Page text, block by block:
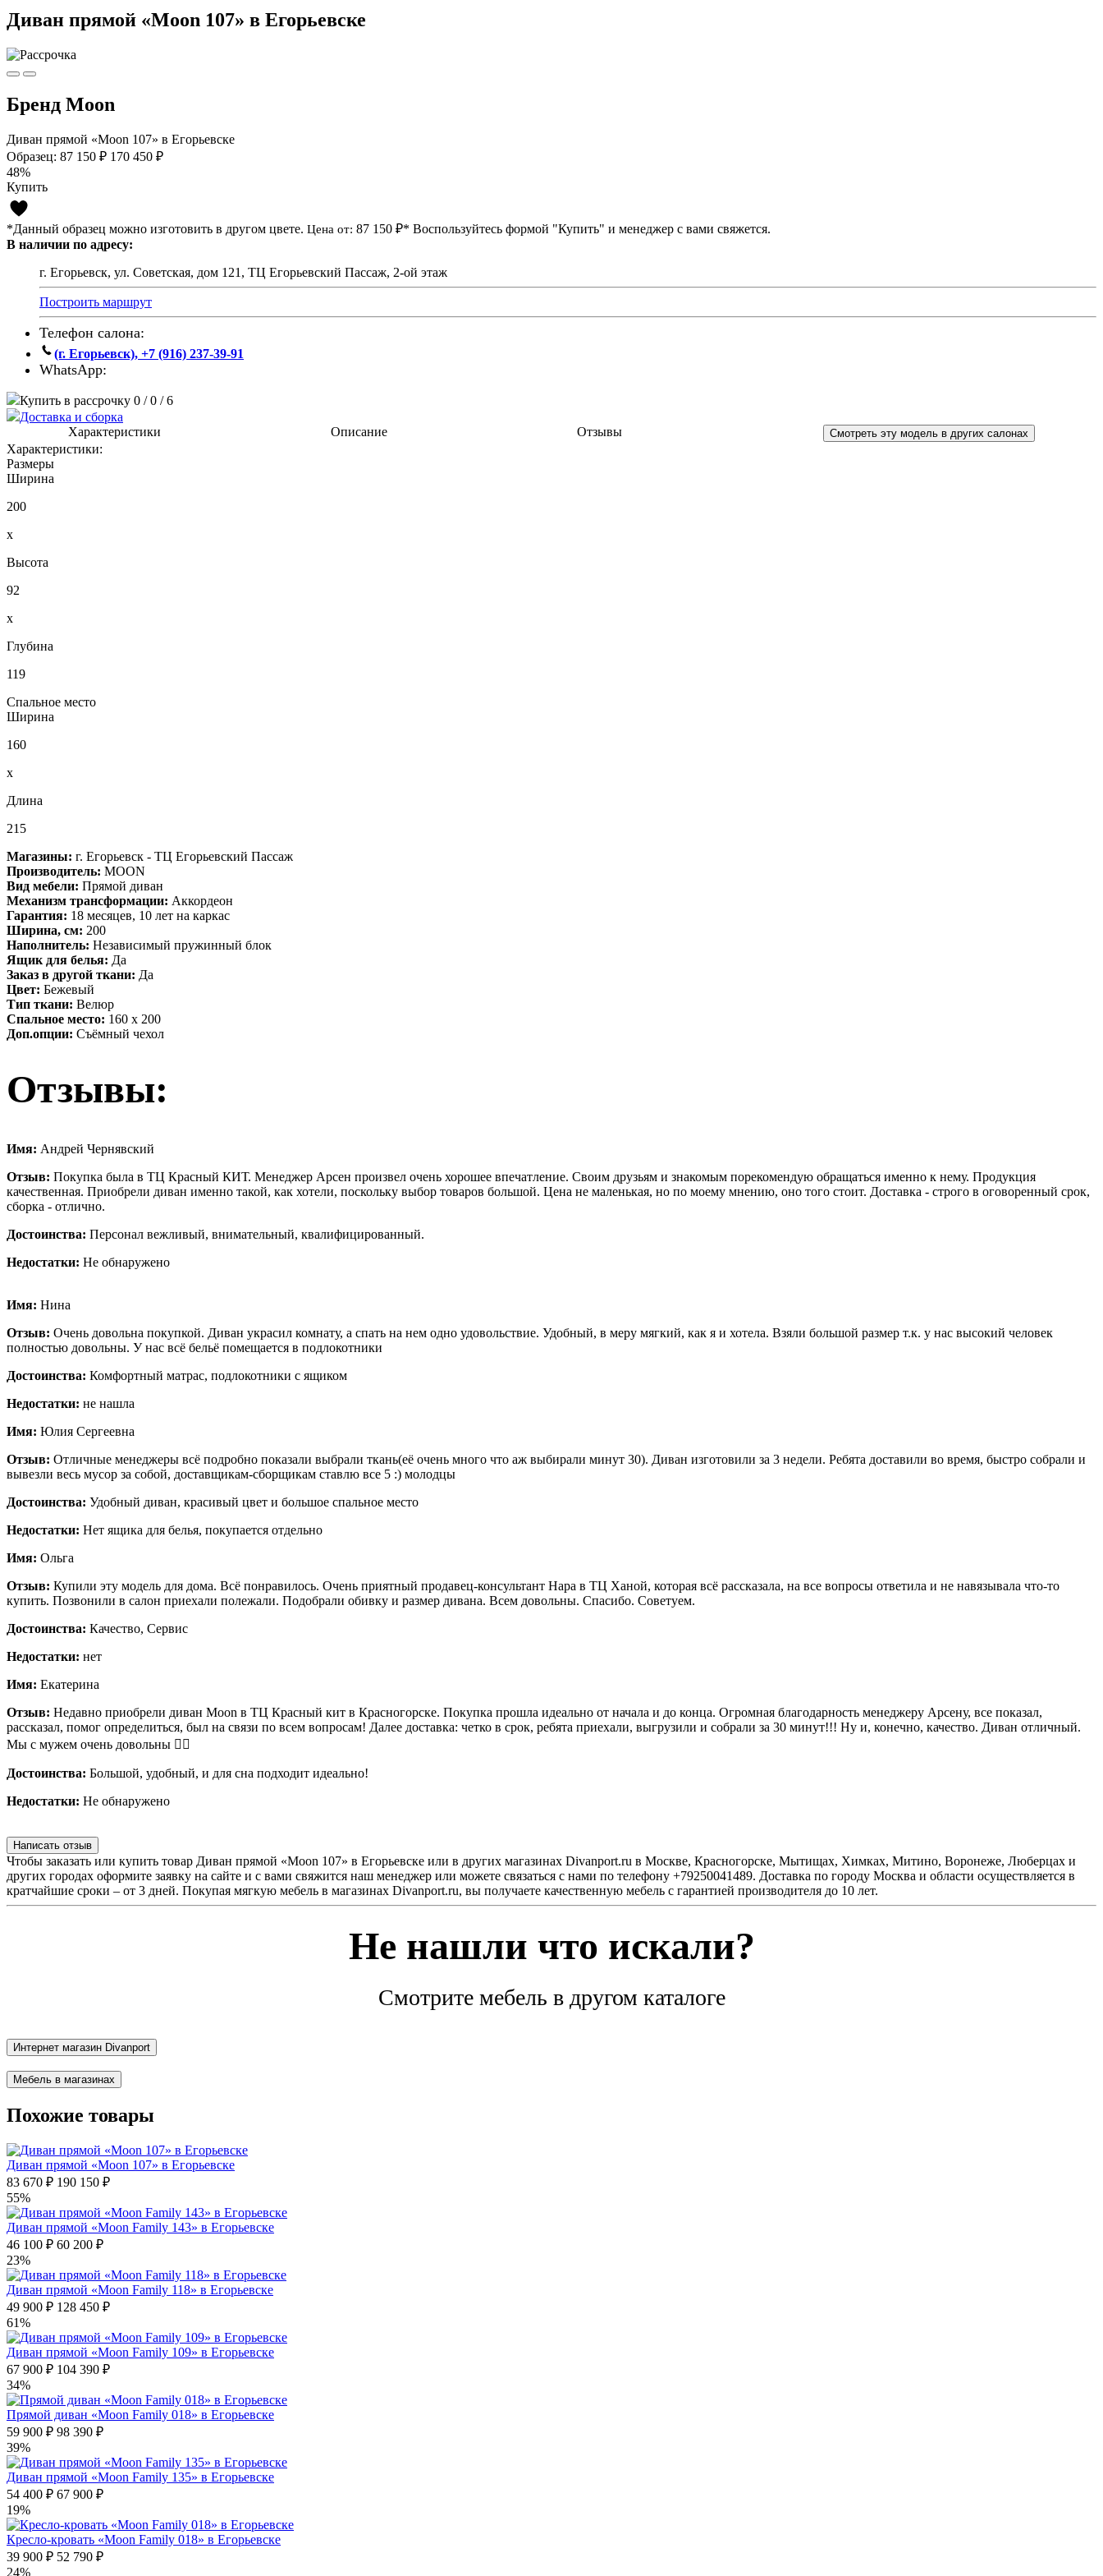
Диван прямой «Moon 107» в Егорьевске
Бренд Moon
Диван прямой «Moon 107» в Егорьевске
Образец: 87 150 ₽ 170 450 ₽
48%
Купить
*Данный образец можно изготовить в другом цвете. Цена от: 87 150 ₽* Воспользуйтесь формой "Купить" и менеджер с вами свяжется.
В наличии по адресу:
г. Егорьевск, ул. Советская, дом 121, ТЦ Егорьевский Пассаж, 2-ой этаж
Построить маршрут
Телефон салона:
(г. Егорьевск), +7 (916) 237-39-91
WhatsApp:
Купить в рассрочку 0 / 0 / 6
Доставка и сборка
Характеристики
Описание Отзывы Смотреть эту модель в других салонах
Характеристики:
Размеры
Ширина
200
x
Высота
92
x
Глубина
119
Спальное место
Ширина
160
x
Длина
215
Магазины: г. Егорьевск - ТЦ Егорьевский Пассаж
Производитель: MOON
Вид мебели: Прямой диван
Механизм трансформации: Аккордеон
Гарантия: 18 месяцев, 10 лет на каркас
Ширина, см: 200
Наполнитель: Независимый пружинный блок
Ящик для белья: Да
Заказ в другой ткани: Да
Цвет: Бежевый
Тип ткани: Велюр
Спальное место: 160 х 200
Доп.опции: Съёмный чехол
Отзывы:
Имя: Андрей Чернявский
Отзыв: Покупка была в ТЦ Красный КИТ. Менеджер Арсен произвел очень хорошее впечатление. Своим друзьям и знакомым порекомендую обращаться именно к нему. Продукция
качественная. Приобрели диван именно такой, как хотели, поскольку выбор товаров большой. Цена не маленькая, но по моему мнению, оно того стоит. Доставка - строго в оговоренный срок,
сборка - отлично.
Достоинства: Персонал вежливый, внимательный, квалифицированный.
Недостатки: Не обнаружено
Имя: Нина
Отзыв: Очень довольна покупкой. Диван украсил комнату, а спать на нем одно удовольствие. Удобный, в меру мягкий, как я и хотела. Взяли большой размер т.к. у нас высокий человек
полностью довольны. У нас всё бельё помещается в подлокотники
Достоинства: Комфортный матрас, подлокотники с ящиком
Недостатки: не нашла
Имя: Юлия Сергеевна
Отзыв: Отличные менеджеры всё подробно показали выбрали ткань(её очень много что аж выбирали минут 30). Диван изготовили за 3 недели. Ребята доставили во время, быстро собрали и
вывезли весь мусор за собой, доставщикам-сборщикам ставлю все 5 :) молодцы
Достоинства: Удобный диван, красивый цвет и большое спальное место
Недостатки: Нет ящика для белья, покупается отдельно
Имя: Ольга
Отзыв: Купили эту модель для дома. Всё понравилось. Очень приятный продавец-консультант Нара в ТЦ Ханой, которая всё рассказала, на все вопросы ответила и не навязывала что-то
купить. Позвонили в салон приехали полежали. Подобрали обивку и размер дивана. Всем довольны. Спасибо. Советуем.
Достоинства: Качество, Сервис
Недостатки: нет
Имя: Екатерина
Отзыв: Недавно приобрели диван Moon в ТЦ Красный кит в Красногорске. Покупка прошла идеально от начала и до конца. Огромная благодарность менеджеру Арсену, все показал,
рассказал, помог определиться, был на связи по всем вопросам! Далее доставка: четко в срок, ребята приехали, выгрузили и собрали за 30 минут!!! Ну и, конечно, качество. Диван отличный.
Мы с мужем очень довольны 👍🏼
Достоинства: Большой, удобный, и для сна подходит идеально!
Недостатки: Не обнаружено
Написать отзыв
Чтобы заказать или купить товар Диван прямой «Moon 107» в Егорьевске или в других магазинах Divanport.ru в Москве, Красногорске, Мытищах, Химках, Митино, Воронеже, Люберцах и
других городах оформите заявку на сайте и с вами свяжится наш менеджер или можете связаться с нами по телефону +79250041489. Доставка по городу Москва и области осуществляется в
кратчайшие сроки – от 3 дней. Покупая мягкую мебель в магазинах Divanport.ru, вы получаете качественную мебель с гарантией производителя до 10 лет.
Не нашли что искали?
Смотрите мебель в другом каталоге
Интернет магазин Divanport
Мебель в магазинах
Похожие товары
Диван прямой «Moon 107» в Егорьевске
83 670 ₽ 190 150 ₽
55%
Диван прямой «Moon Family 143» в Егорьевске
46 100 ₽ 60 200 ₽
23%
Диван прямой «Moon Family 118» в Егорьевске
49 900 ₽ 128 450 ₽
61%
Диван прямой «Moon Family 109» в Егорьевске
67 900 ₽ 104 390 ₽
34%
Прямой диван «Moon Family 018» в Егорьевске
59 900 ₽ 98 390 ₽
39%
Диван прямой «Moon Family 135» в Егорьевске
54 400 ₽ 67 900 ₽
19%
Кресло-кровать «Moon Family 018» в Егорьевске
39 900 ₽ 52 790 ₽
24%